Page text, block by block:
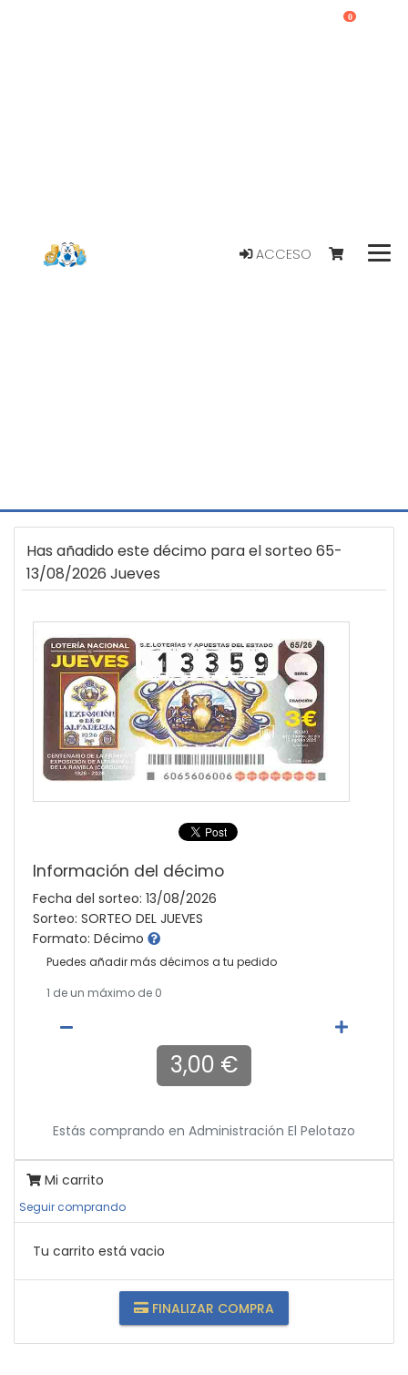
ACCESO
0
Has añadido este décimo para el sorteo 65-
13/08/2026 Jueves
Información del décimo
Fecha del sorteo: 13/08/2026
Sorteo: SORTEO DEL JUEVES
Formato: Décimo
Puedes añadir más décimos a tu pedido
1 de un máximo de 0
3,00 €
Estás comprando en Administración El Pelotazo
Mi carrito
Seguir comprando
Tu carrito está vacio
FINALIZAR COMPRA